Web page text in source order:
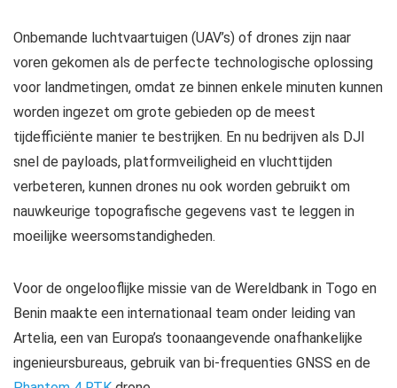
Onbemande luchtvaartuigen (UAV’s) of drones zijn naar
voren gekomen als de perfecte technologische oplossing
voor landmetingen, omdat ze binnen enkele minuten kunnen
worden ingezet om grote gebieden op de meest
tijdefficiënte manier te bestrijken. En nu bedrijven als DJI
snel de payloads, platformveiligheid en vluchttijden
verbeteren, kunnen drones nu ook worden gebruikt om
nauwkeurige topografische gegevens vast te leggen in
moeilijke weersomstandigheden.
Voor de ongelooflijke missie van de Wereldbank in Togo en
Benin maakte een internationaal team onder leiding van
Artelia, een van Europa’s toonaangevende onafhankelijke
ingenieursbureaus, gebruik van bi-frequenties GNSS en de